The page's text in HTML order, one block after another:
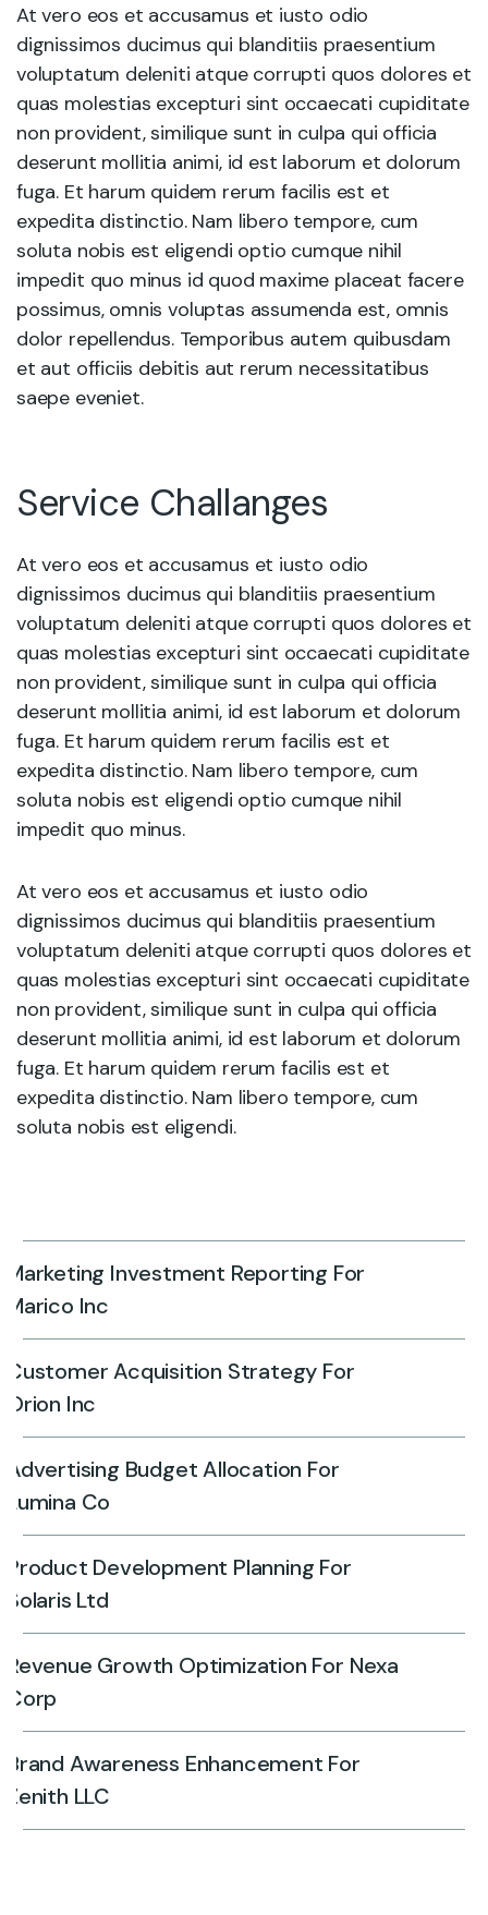
At vero eos et accusamus et iusto odio
dignissimos ducimus qui blanditiis praesentium
voluptatum deleniti atque corrupti quos dolores et
quas molestias excepturi sint occaecati cupiditate
non provident, similique sunt in culpa qui officia
deserunt mollitia animi, id est laborum et dolorum
fuga. Et harum quidem rerum facilis est et
expedita distinctio. Nam libero tempore, cum
soluta nobis est eligendi optio cumque nihil
impedit quo minus id quod maxime placeat facere
possimus, omnis voluptas assumenda est, omnis
dolor repellendus. Temporibus autem quibusdam
et aut officiis debitis aut rerum necessitatibus
saepe eveniet.
Service Challanges
At vero eos et accusamus et iusto odio
dignissimos ducimus qui blanditiis praesentium
voluptatum deleniti atque corrupti quos dolores et
quas molestias excepturi sint occaecati cupiditate
non provident, similique sunt in culpa qui officia
deserunt mollitia animi, id est laborum et dolorum
fuga. Et harum quidem rerum facilis est et
expedita distinctio. Nam libero tempore, cum
soluta nobis est eligendi optio cumque nihil
impedit quo minus.
At vero eos et accusamus et iusto odio
dignissimos ducimus qui blanditiis praesentium
voluptatum deleniti atque corrupti quos dolores et
quas molestias excepturi sint occaecati cupiditate
non provident, similique sunt in culpa qui officia
deserunt mollitia animi, id est laborum et dolorum
fuga. Et harum quidem rerum facilis est et
expedita distinctio. Nam libero tempore, cum
soluta nobis est eligendi.
Marketing Investment Reporting For
Marico Inc
Customer Acquisition Strategy For
Orion Inc
Advertising Budget Allocation For
Lumina Co
Product Development Planning For
Solaris Ltd
Revenue Growth Optimization For Nexa
Corp
Brand Awareness Enhancement For
Zenith LLC